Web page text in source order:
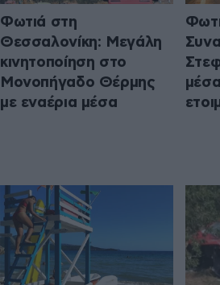
Φωτιά στη
Θεσσαλονίκη: Μεγάλη
κινητοποίηση στο
Μονοπήγαδο Θέρμης
με εναέρια μέσα